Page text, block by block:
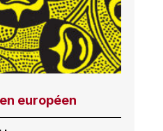
européen